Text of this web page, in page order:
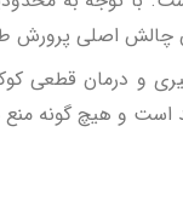
چالش اصلی پرورش
درمان قطعی
و هیچ گونه